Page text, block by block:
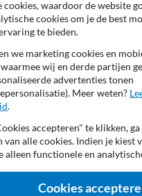
waardoor de website
cookies om je de best
te bieden.
we marketing cookies en
wij en derde partijen
advertenties tonen
Meer weten?
.
accepteren" te klikken,
van alle cookies. Indien je kiest
alleen functionele en
Cookies